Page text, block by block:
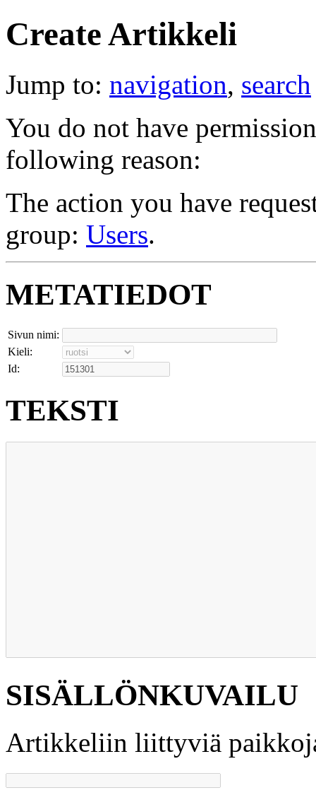
Create Artikkeli
Jump to: navigation, search
You do not have
following reason:
The action you have
group: Users.
METATIEDOT
Sivun nimi:
Kieli:
Id:
TEKSTI
SISÄLLÖNKUVAILU
Artikkeliin liittyviä